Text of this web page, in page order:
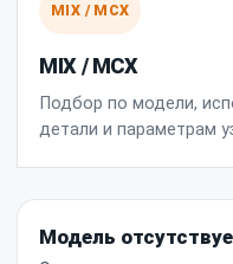
MIX / MCX
MIX / MCX
Подбор по модели,
детали и параметрам
Модель